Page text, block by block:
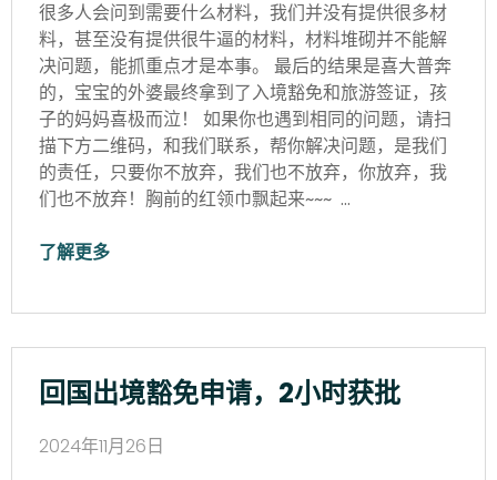
很多人会问到需要什么材料，我们并没有提供很多材
料，甚至没有提供很牛逼的材料，材料堆砌并不能解
决问题，能抓重点才是本事。 最后的结果是喜大普奔
的，宝宝的外婆最终拿到了入境豁免和旅游签证，孩
子的妈妈喜极而泣！ 如果你也遇到相同的问题，请扫
描下方二维码，和我们联系，帮你解决问题，是我们
的责任，只要你不放弃，我们也不放弃，你放弃，我
们也不放弃！胸前的红领巾飘起来~~~ …
了解更多
回国出境豁免申请，2小时获批
2024年11月26日